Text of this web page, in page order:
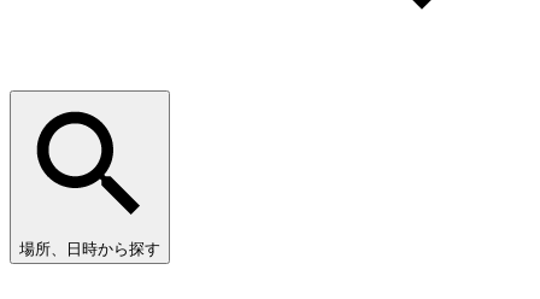
場所、日時から探す